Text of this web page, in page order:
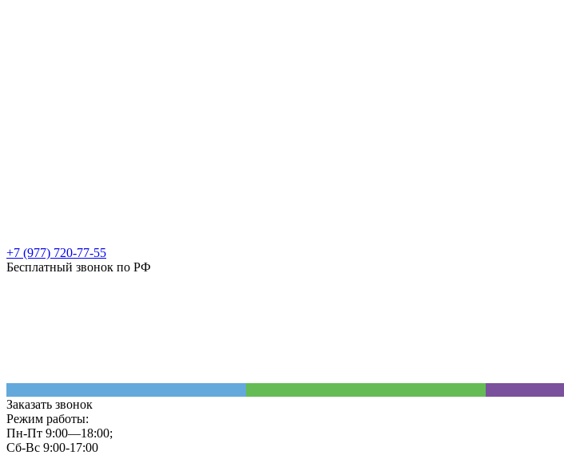
+7 (977) 720-77-55
Бесплатный звонок по РФ
Заказать звонок
Режим работы:
Пн-Пт 9:00—18:00;
Сб-Вс 9:00-17:00